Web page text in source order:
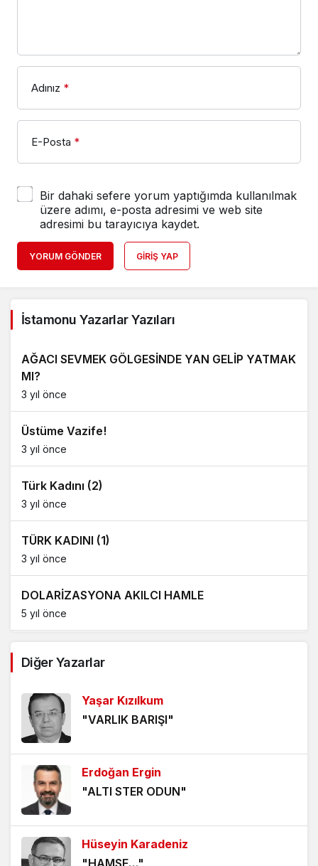
Adınız *
E-Posta *
Bir dahaki sefere yorum yaptığımda kullanılmak
üzere adımı, e-posta adresimi ve web site
adresimi bu tarayıcıya kaydet.
YORUM GÖNDER GIRIŞ YAP
İstamonu Yazarlar Yazıları
AĞACI SEVMEK GÖLGESİNDE YAN GELİP YATMAK
MI?
3 yıl önce
Üstüme Vazife!
3 yıl önce
Türk Kadını (2)
3 yıl önce
TÜRK KADINI (1)
3 yıl önce
DOLARİZASYONA AKILCI HAMLE
5 yıl önce
5 yıl önce
ÖLÜMÜ BEKLEMEK
5 yıl önce
5 yıl önce
VİZYONER KASTAMONULULAR NEREDESİNİZ?
Diğer Yazarlar
Yaşar Kızılkum
"VARLIK BARIŞI"
Erdoğan Ergin
"ALTI STER ODUN"
Hüseyin Karadeniz